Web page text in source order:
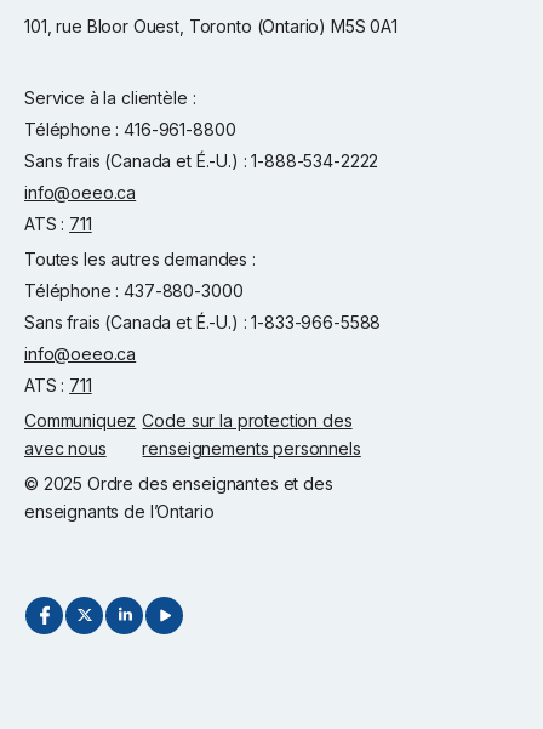
101, rue Bloor Ouest, Toronto (Ontario) M5S 0A1
Service à la clientèle :
Téléphone : 416-961-8800
Sans frais (Canada et É.-U.) : 1-888-534-2222
info@oeeo.ca
ATS : 711
Toutes les autres demandes :
Téléphone : 437-880-3000
Sans frais (Canada et É.-U.) : 1-833-966-5588
info@oeeo.ca
ATS : 711
Communiquez
avec nous
Code sur la protection des
renseignements personnels
© 2025 Ordre des enseignantes et des
enseignants de l’Ontario